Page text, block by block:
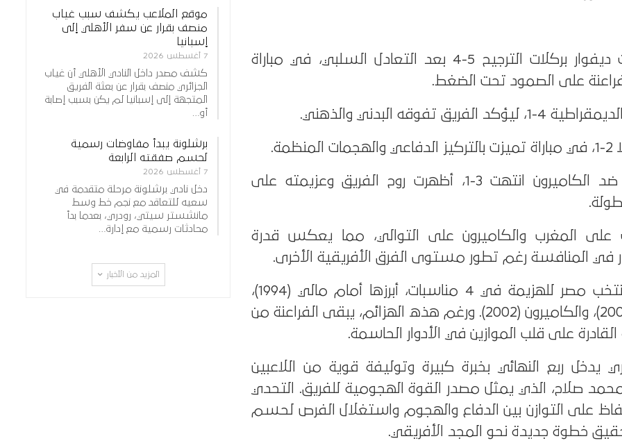
1998: الفوز على كوت ديفوار بركلات الترجيح 5-4 بعد التعادل السلبي، في مباراة
على الصمود تحت الضغط.
2010: مواجهة صعبة ضد الكاميرون انتهت 3-1، أظهرت روح الفريق وعزيمته على
انتصارات على المغرب والكاميرون على التوالي، مما يعكس قدرة
في المنافسة رغم تطور مستوى الفرق الأفريقية الأخرى.
في المقابل، تعرض منتخب مصر للهزيمة في 4 مناسبات، أبرزها أمام مالي (1994)،
زامبيا (1996)، تونس (2000)، والكاميرون (2002). ورغم هذه الهزائم، يبقى الفراعنة من
القادرة على قلب الموازين في الأدوار الحاسمة.
يدخل ربع النهائي بخبرة كبيرة وتوليفة قوية من اللاعبين
صلاح، الذي يمثل مصدر القوة الهجومية للفريق. التحدي
على التوازن بين الدفاع والهجوم واستغلال الفرص لحسم
خطوة جديدة نحو المجد الأفريقي.
موقع الملاعب يكشف سبب غياب
منصف بقرار عن سفر الأهلي إلى
إسبانيا
7 أغسطس 2026
كشف مصدر داخل النادي الأهلي أن غياب
الجزائري منصف بقرار عن بعثة الفريق
المتجهة إلى إسبانيا لم يكن بسبب إصابة
أو…
برشلونة يبدأ مفاوضات رسمية
لحسم صفقته الرابعة
7 أغسطس 2026
دخل نادي برشلونة مرحلة متقدمة في
سعيه للتعاقد مع نجم خط وسط
مانشستر سيتي، رودري، بعدما بدأ
محادثات رسمية مع إدارة…
المزيد من الأخبار